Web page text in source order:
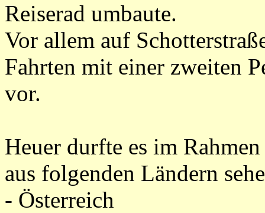
Reiserad umbaute.
Vor allem auf
Fahrten mit einer zweiten
vor.
Heuer durfte es im
aus folgenden Ländern
- Österreich